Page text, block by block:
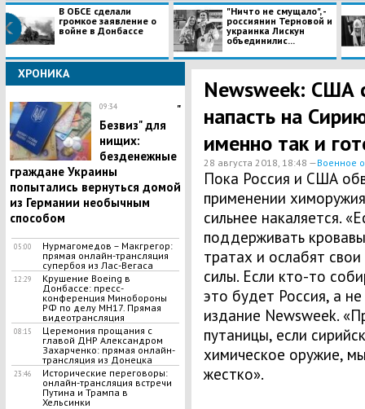
В ОБСЕ сделали
громкое заявление о
войне в Донбассе
"Ничто не смущало", -
россиянин Терновой и
украинка Лискун
объединилис...
ХРОНИКА
09:34
"
Безвиз" для
нищих:
безденежные
граждане Украины
попытались вернуться домой
из Германии необычным
способом
05:00
Нурмагомедов – Макгрегор:
прямая онлайн-трансляция
супербоя из Лас-Вегаса
12:29
Крушение Boeing в
Донбассе: пресс-
конференция Минобороны
РФ по делу МН17. Прямая
видеотрансляция
08:15
Церемония прощания с
главой ДНР Александром
Захарченко: прямая онлайн-
трансляция из Донецка
23:46
Исторические переговоры:
онлайн-трансляция встречи
Путина и Трампа в
Хельсинки
Newsweek: США
напасть на
именно так и
28 августа 2018, 18:48 —Военное
Пока Россия и США
применении
сильнее накаляется.
поддерживать
тратах и ослабят
силы. Если кто-то
это будет Россия, а
издание Newsweek.
путаницы, если
химическое оружие,
жестко».